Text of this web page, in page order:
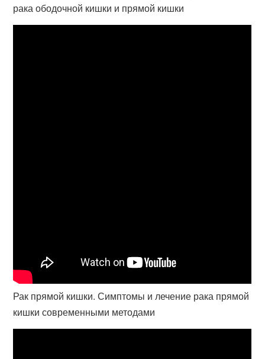
рака ободочной кишки и прямой кишки
Рак прямой кишки. Симптомы и лечение рака прямой
кишки современными методами